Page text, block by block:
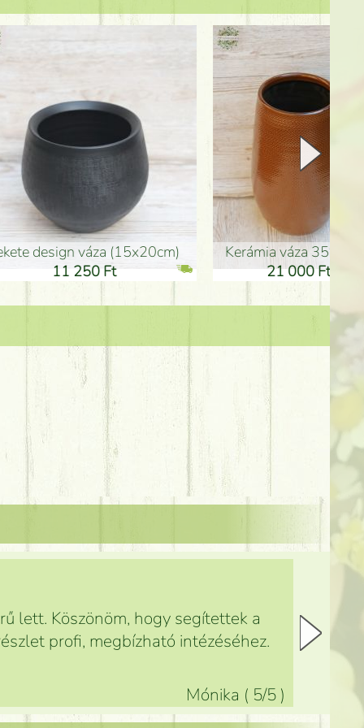
Kerámia váza 35*21cm
21 000 Ft
ballagó fiú fa betűző
1 300 Ft
lett. Köszönöm, hogy segítettek a
profi, megbízható intézéséhez.
Mónika ( 5/5 )